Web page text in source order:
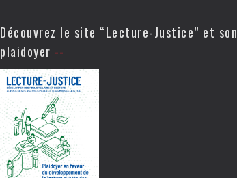
Découvrez le site “Lecture-Justice” et son
plaidoyer